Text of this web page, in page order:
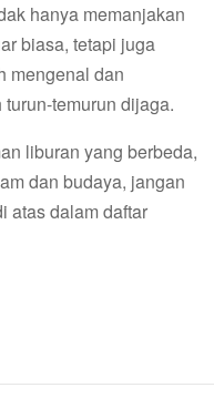
hanya memanjakan
biasa, tetapi juga
mengenal dan
temurun dijaga.
liburan yang berbeda,
dan budaya, jangan
atas dalam daftar